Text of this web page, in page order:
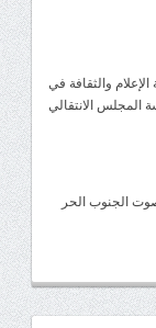
والثقافة في
المجلس الانتقالي
الجنوب الحر